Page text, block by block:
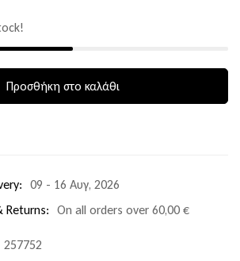
Προσθήκη στο καλάθι
09 - 16 Αυγ, 2026
Returns: On all orders over 60,00 €
257752